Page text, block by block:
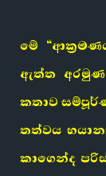
මේ
ඇත්ත
කතාව
තත්වය
කාගෙන්ද